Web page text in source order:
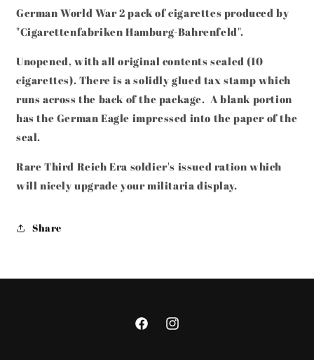
German World War 2pack of cigarettes produced by
"Cigarettenfabriken Hamburg-Bahrenfeld".
Unopened, with all original contents sealed (10
cigarettes). There is a solidly glued tax stamp which
runs across the back of the package. A blank portion
has the German Eagle impressed into the paper of the
seal.
Rare Third Reich Era soldier's issued ration which
will nicely upgrade your militaria display.
Share
FacebookInstagram